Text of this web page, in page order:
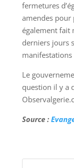
fermetures
amendes pour
également fait
derniers jours
manifestations
Le
question il y a
Source :